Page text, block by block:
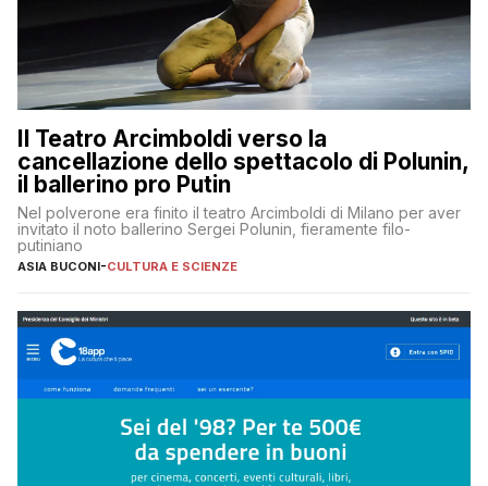
Il Teatro Arcimboldi verso la
cancellazione dello spettacolo di Polunin,
il ballerino pro Putin
Nel polverone era finito il teatro Arcimboldi di Milano per aver
invitato il noto ballerino Sergei Polunin, fieramente filo-
putiniano
ASIA BUCONI-CULTURA E SCIENZE